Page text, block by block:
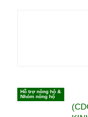
Có thể bạn muốn
Hỗ trợ nông hộ &
Nhóm nông hộ